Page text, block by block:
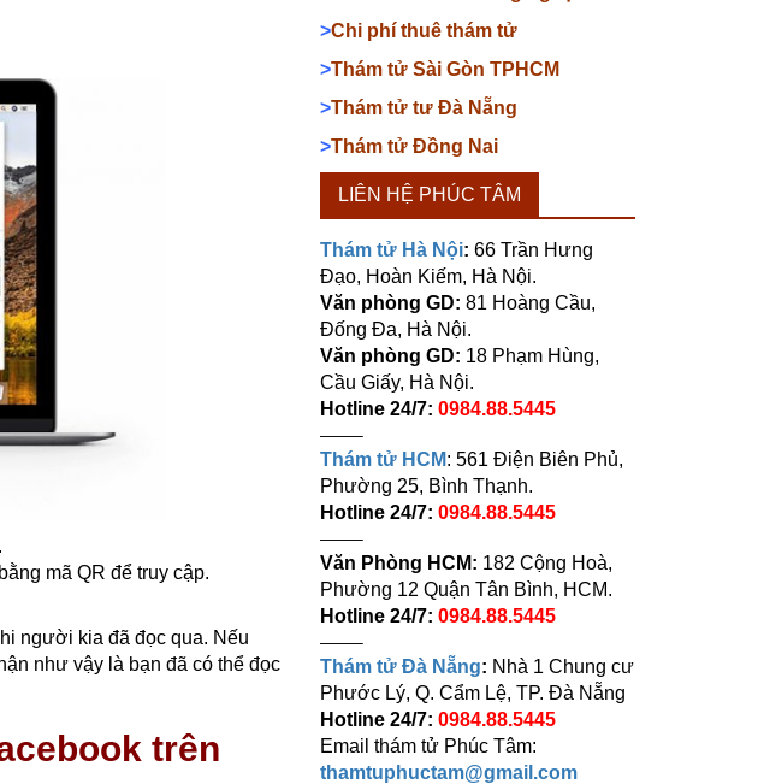
mã QR để truy cập.
người kia đã đọc qua. Nếu
như vậy là bạn đã có thể đọc
trên
>Chi phí thuê thám tử
>Thám tử Sài Gòn TPHCM
>Thám tử tư Đà Nẵng
>Thám tử Đồng Nai
LIÊN HỆ PHÚC TÂM
Thám tử Hà Nội: 66 Trần Hưng
Đạo, Hoàn Kiếm, Hà Nội.
Văn phòng GD: 81 Hoàng Cầu,
Đống Đa, Hà Nội.
Văn phòng GD: 18 Phạm Hùng,
Cầu Giấy, Hà Nội.
Hotline 24/7: 0984.88.5445
——–
Thám tử HCM: 561 Điện Biên Phủ,
Phường 25, Bình Thạnh.
Hotline 24/7: 0984.88.5445
——–
Văn Phòng HCM: 182 Cộng Hoà,
Phường 12 Quận Tân Bình, HCM.
Hotline 24/7: 0984.88.5445
——–
Thám tử Đà Nẵng: Nhà 1 Chung cư
Phước Lý, Q. Cẩm Lệ, TP. Đà Nẵng
Hotline 24/7: 0984.88.5445
Email thám tử Phúc Tâm:
thamtuphuctam@gmail.com